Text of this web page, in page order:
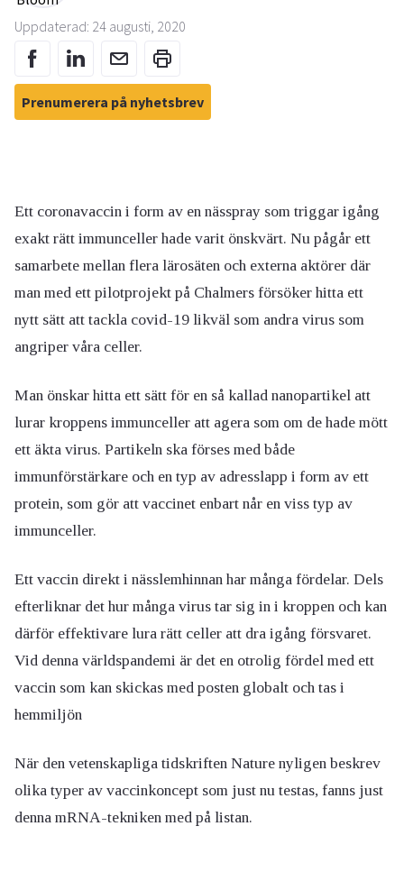
Uppdaterad: 24 augusti, 2020
Prenumerera på nyhetsbrev
Ett coronavaccin i form av en nässpray som triggar igång
exakt rätt immunceller hade varit önskvärt. Nu pågår ett
samarbete mellan flera lärosäten och externa aktörer där
man med ett pilotprojekt på Chalmers försöker hitta ett
nytt sätt att tackla covid-19 likväl som andra virus som
angriper våra celler.
Man önskar hitta ett sätt för en så kallad nanopartikel att
lurar kroppens immunceller att agera som om de hade mött
ett äkta virus. Partikeln ska förses med både
immunförstärkare och en typ av adresslapp i form av ett
protein, som gör att vaccinet enbart når en viss typ av
immunceller.
Ett vaccin direkt i nässlemhinnan har många fördelar. Dels
efterliknar det hur många virus tar sig in i kroppen och kan
därför effektivare lura rätt celler att dra igång försvaret.
Vid denna världspandemi är det en otrolig fördel med ett
vaccin som kan skickas med posten globalt och tas i
hemmiljön
När den vetenskapliga tidskriften Nature nyligen beskrev
olika typer av vaccinkoncept som just nu testas, fanns just
denna mRNA-tekniken med på listan.